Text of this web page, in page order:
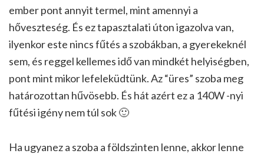
ember pont annyit termel, mint amennyi a
hőveszteség. És ez tapasztalati úton igazolva van,
ilyenkor este nincs fűtés a szobákban, a gyerekeknél
sem, és reggel kellemes idő van mindkét helyiségben,
pont mint mikor lefeleküdtünk. Az “üres” szoba meg
határozottan hűvösebb. És hát azért ez a 140W -nyi
fűtési igény nem túl sok 🙂
Ha ugyanez a szoba a földszinten lenne, akkor lenne